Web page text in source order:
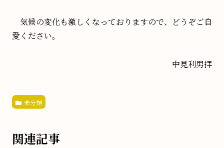
気候の変化も激しくなっておりますので、どうぞご自
愛ください。
中見利男拝
未分類
関連記事